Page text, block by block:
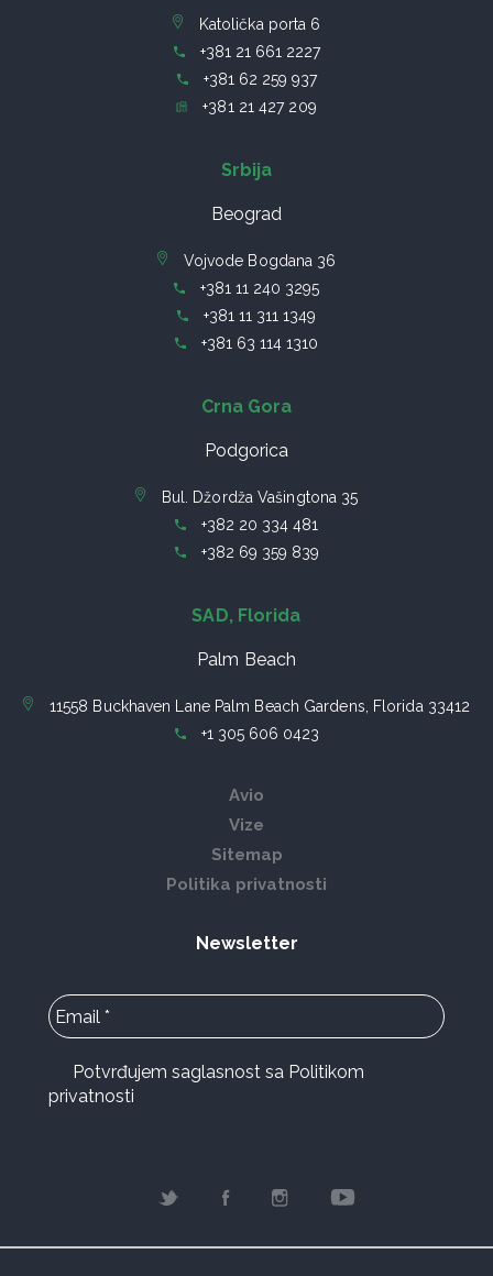
Katolička porta 6
+381 21 661 2227
+381 62 259 937
+381 21 427 209
Srbija
Beograd
Vojvode Bogdana 36
+381 11 240 3295
+381 11 311 1349
+381 63 114 1310
Crna Gora
Podgorica
Bul. Džordža Vašingtona 35
+382 20 334 481
+382 69 359 839
SAD, Florida
Palm Beach
11558 Buckhaven Lane Palm Beach Gardens, Florida 33412
+1 305 606 0423
Avio
Vize
Sitemap
Politika privatnosti
Newsletter
Potvrđujem saglasnost sa Politikom
privatnosti